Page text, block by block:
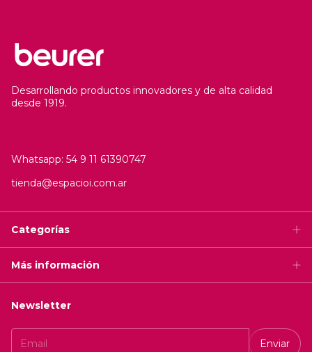
Desarrollando productos innovadores y de alta calidad
desde 1919.
Whatsapp: 54 9 11 61390747
tienda@espacioi.com.ar
Categorías
Más información
Newsletter